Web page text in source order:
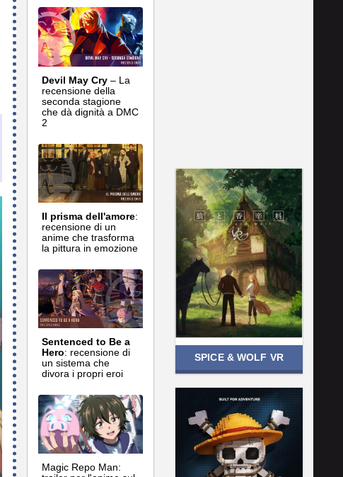
Devil May Cry – La
recensione della
seconda stagione
che dà dignità a DMC
2
Il prisma dell'amore:
recensione di un
anime che trasforma
la pittura in emozione
Sentenced to Be a
Hero: recensione di
un sistema che
divora i propri eroi
Magic Repo Man:
SPICE & WOLF VR